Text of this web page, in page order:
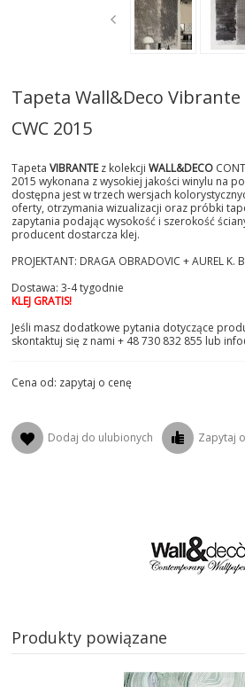
Tapeta Wall&Deco Vibrante
CWC 2015
TapetaVIBRANTEz kolekcjiWALL&DECO
2015 wykonana z wysokiej jakości winylu na
dostępna jest w trzech wersjach
oferty, otrzymania wizualizacji oraz próbki
zapytania podając wysokość i szerokość
producent dostarcza klej.
PROJEKTANT: DRAGA OBRADOVIC + AUREL K.
Dostawa: 3-4 tygodnie
KLEJ GRATIS!
Jeśli masz dodatkowe pytania dotyczące
skontaktuj się z nami + 48 730 832 855 lub
Cena od: zapytaj o cenę
Dodaj do ulubionych Zapytaj
Produkty powiązane